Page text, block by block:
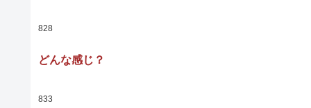
828
どんな感じ？
833